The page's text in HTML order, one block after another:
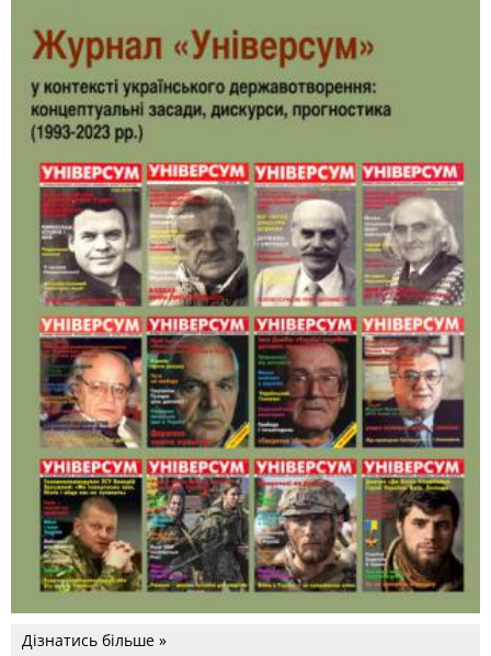
Дізнатись більше »